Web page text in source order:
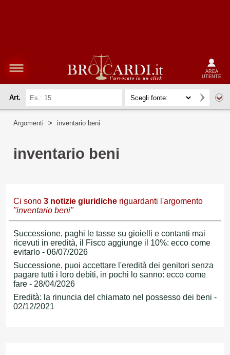
AREA
UTENTE
Art.
Argomenti > inventario beni
inventario beni
Ci sono 3 notizie giuridiche riguardanti l'argomento
"inventario beni"
Successione, paghi le tasse su gioielli e contanti mai
ricevuti in eredità, il Fisco aggiunge il 10%: ecco come
evitarlo - 06/07/2026
Successione, puoi accettare l'eredità dei genitori senza
pagare tutti i loro debiti, in pochi lo sanno: ecco come
fare - 28/04/2026
Eredità: la rinuncia del chiamato nel possesso dei beni -
02/12/2021